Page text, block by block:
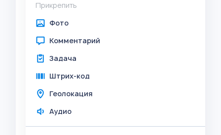
Прикрепить
Фото
Комментарий
Задача
Штрих-код
Геолокация
Аудио